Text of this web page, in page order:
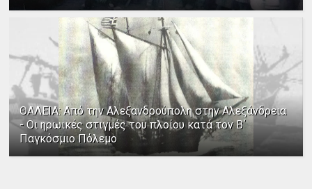
ΘΑΛΕΙΑ: Από την Αλεξανδρούπολη στην Αλεξάνδρεια
- Οι ηρωικές στιγμές του πλοίου κατά τον Β΄
Παγκόσμιο Πόλεμο